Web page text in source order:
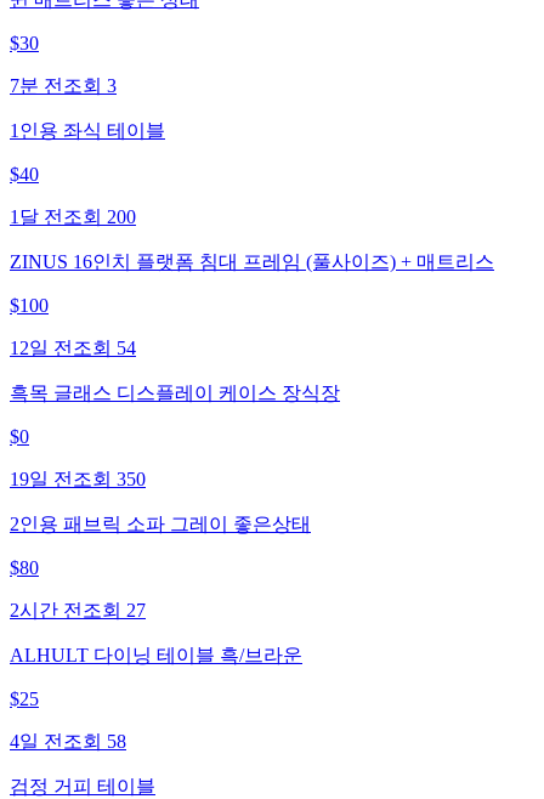
$30
7분 전 조회 3
1인용 좌식 테이블
$40
1달 전 조회 200
ZINUS 16인치 플랫폼 침대 프레임 (풀사이즈) + 매트리스
$100
12일 전 조회 54
흑목 글래스 디스플레이 케이스 장식장
$0
19일 전 조회 350
2인용 패브릭 소파 그레이 좋은상태
$80
2시간 전 조회 27
ALHULT 다이닝 테이블 흑/브라운
$25
4일 전 조회 58
검정 거피 테이블